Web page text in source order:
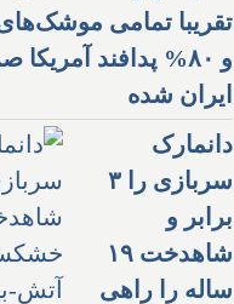
تقریبا تمامی
و ۸۰% پدافند
ایران شده
دانمارک
سربازی را ۳
برابر و
شاهدخت ۱۹
ساله را راهی